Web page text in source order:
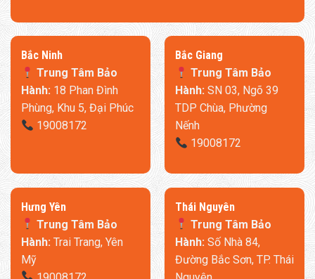
​Bắc Ninh
Trung Tâm Bảo
Hành:18 Phan Đình
Phùng, Khu 5, Đại Phúc
19008172
​Bắc Giang
Trung Tâm Bảo
Hành:SN 03, Ngõ 39
TDP Chùa, Phường
Nếnh
19008172
​Hưng Yên
Trung Tâm Bảo
Hành: Trai Trang, Yên
Mỹ
Thái Nguyên
Trung Tâm Bảo
Hành: Số Nhà 84,
Đường Bắc Sơn, TP. Thái